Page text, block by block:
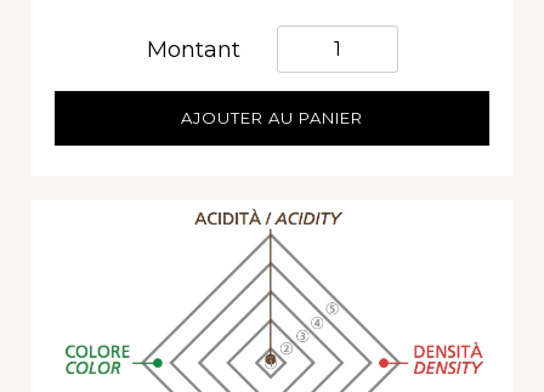
Montant Quantità
AJOUTER AU PANIER